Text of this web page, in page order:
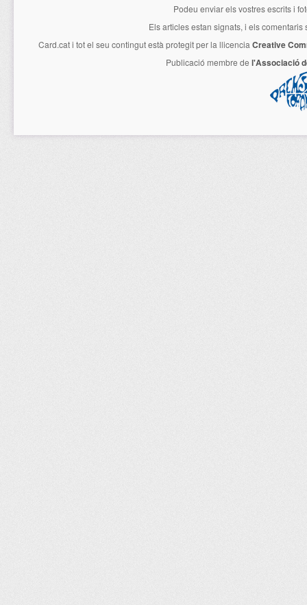
Podeu enviar els vostres escrits i
Els articles estan signats, i els
Card.cati tot el seu contingut està protegit per la llicencia Creative
Publicació membre de l'Associació